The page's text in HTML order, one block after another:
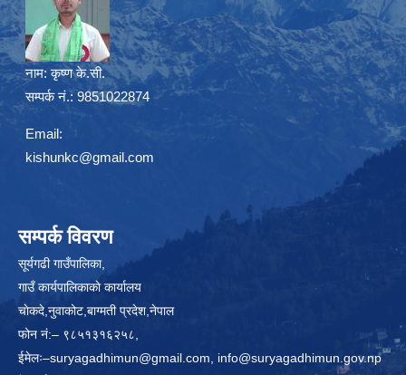
नाम: कृष्ण के.सी.
सम्पर्क नं.: 9851022874
Email:
kishunkc@gmail.com
सम्पर्क विवरण
सूर्यगढी गाउँपालिका,
गाउँ कार्यपालिकाकाे कार्यालय
चाेकदे,नुवाकोट,बाग्मती प्रदेश,नेपाल
फोन नं:– ९८५१३१६२५८,
ईमेलः–suryagadhimun@gmail.com, info@suryagadhimun.gov.np